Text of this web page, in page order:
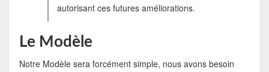
autorisant ces futures améliorations.
Le Modèle
Notre Modèle sera forcément simple, nous avons besoin